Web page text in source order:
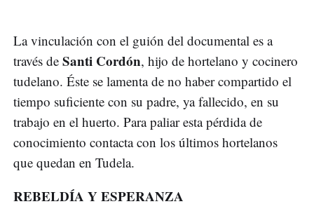
La vinculación con el guión del documental es a
través de Santi Cordón, hijo de hortelano y cocinero
tudelano. Éste se lamenta de no haber compartido el
tiempo suficiente con su padre, ya fallecido, en su
trabajo en el huerto. Para paliar esta pérdida de
conocimiento contacta con los últimos hortelanos
que quedan en Tudela.
REBELDÍA Y ESPERANZA